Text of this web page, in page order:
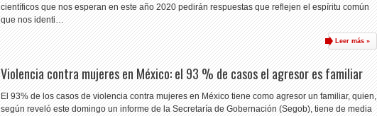
científicos que nos esperan en este año 2020 pedirán respuestas que reflejen el espíritu común
que nos identi…
Leer más »
Violencia contra mujeres en México: el 93 % de casos el agresor es familiar
El 93% de los casos de violencia contra mujeres en México tiene como agresor un familiar, quien,
según reveló este domingo un informe de la Secretaría de Gobernación (Segob), tiene de media